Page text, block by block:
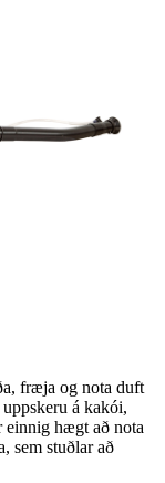
fræja og nota duft
á kakói,
einnig hægt að nota
sem stuðlar að